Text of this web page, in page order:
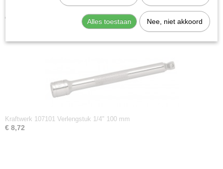
€ 5,86
Kraftwerk 107101 Verlengstuk 1/4" 100 mm
€ 8,72
Alles toestaan Nee, niet akkoord